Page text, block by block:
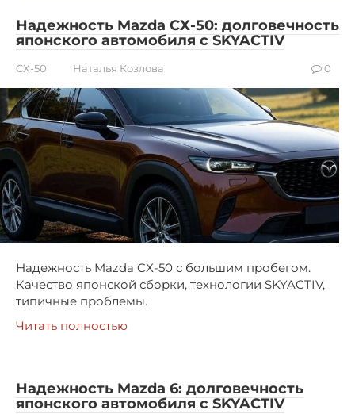
Надежность Mazda CX-50: долговечность
японского автомобиля с SKYACTIV
CX-50 Наталья Козлова 0
Надежность Mazda CX-50 с большим пробегом.
Качество японской сборки, технологии SKYACTIV,
типичные проблемы.
Читать полностью
Надежность Mazda 6: долговечность
японского автомобиля с SKYACTIV